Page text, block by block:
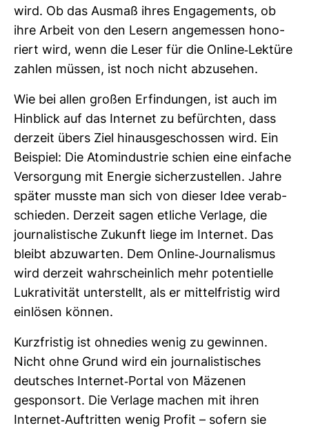
wird. Ob das Ausmaß ihres Enga­ge­ments, ob
ihre Arbeit von den Lesern ange­messen hono­
riert wird, wenn die Leser für die Online-​Lek­türe
zahlen müssen, ist noch nicht abzu­sehen.
Wie bei allen großen Erfin­dungen, ist auch im
Hin­blick auf das Internet zu befürchten, dass
der­zeit übers Ziel hin­aus­ge­schossen wird. Ein
Bei­spiel: Die Atom­in­dus­trie schien eine ein­fache
Ver­sor­gung mit Energie sicher­zu­stellen. Jahre
später musste man sich von dieser Idee ver­ab­
schieden. Der­zeit sagen etliche Ver­lage, die
jour­na­lis­ti­sche Zukunft liege im Internet. Das
bleibt abzu­warten. Dem Online-​Jour­na­lismus
wird der­zeit wahr­schein­lich mehr poten­ti­elle
Lukra­ti­vität unter­stellt, als er mit­tel­fristig wird
ein­lösen können.
Kurz­fristig ist ohne­dies wenig zu gewinnen.
Nicht ohne Grund wird ein jour­na­lis­ti­sches
deut­sches Internet-​Portal von Mäzenen
gespon­sort. Die Ver­lage machen mit ihren
Internet-​Auf­tritten wenig Profit – sofern sie